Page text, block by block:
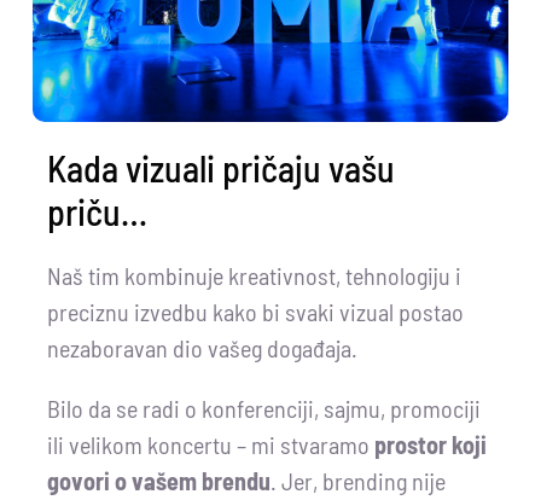
Kada vizuali pričaju vašu
priču…
Naš tim kombinuje kreativnost, tehnologiju i
preciznu izvedbu kako bi svaki vizual postao
nezaboravan dio vašeg događaja.
Bilo da se radi o konferenciji, sajmu, promociji
ili velikom koncertu – mi stvaramo prostor koji
govori o vašem brendu . Jer, brending nije